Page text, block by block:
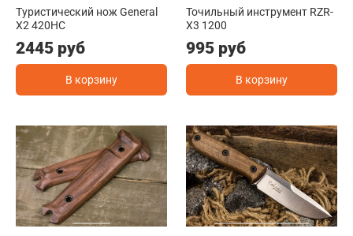
Туристический нож General
X2 420HC
2445 руб
В корзину
Точильный инструмент RZR-
X3 1200
995 руб
В корзину